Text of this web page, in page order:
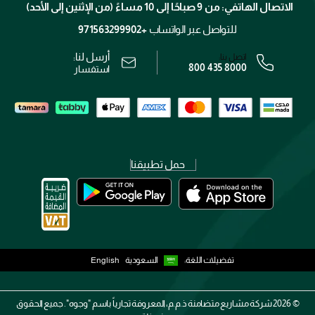
الوظائف
الشروط و الأحكام
رقم السجل التجاري: 7013320481 — صادر من وزارة التجارة
الاتصال الهاتفي: من 9 صباحًا إلى 10 مساءً (من الإثنين إلى الأحد)
للتواصل عبر الواتساب +971563299902
اتصل بنا:
800 435 8000
أرسل لنا:
استفسار
حمل تطبيقنا
تفضيلات اللغة: السعودية English
2026 ©شركة مشاريع متضامنة ذ.م.م، المعروفة تجارياً باسم "وجوه". جميع الحقوق